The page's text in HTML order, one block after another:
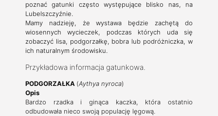
poznać gatunki często występujące blisko nas, na
Lubelszczyźnie.
Mamy nadzieję, że wystawa będzie zachętą do
wiosennych wycieczek, podczas których uda się
zobaczyć lisa, podgorzałkę, bobra lub podróżniczka, w
ich naturalnym środowisku.
Przykładowa informacja gatunkowa.
PODGORZAŁKA (Aythya nyroca)
Opis
Bardzo rzadka i ginąca kaczka, która ostatnio
odbudowała nieco swoją populację lęgową.